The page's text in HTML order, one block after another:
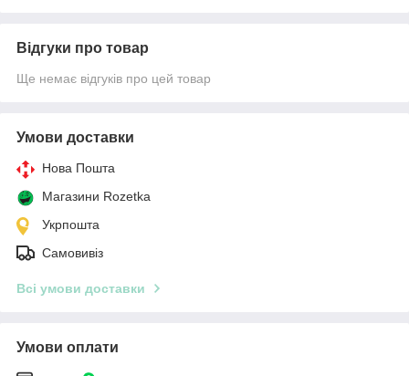
Відгуки про товар
Ще немає відгуків про цей товар
Умови доставки
Нова Пошта
Магазини Rozetka
Укрпошта
Самовивіз
Всі умови доставки
Умови оплати